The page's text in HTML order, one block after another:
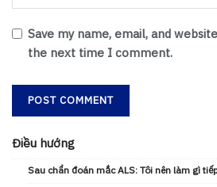
Save my name, email, and
the next time I comment.
Điều hướng
Sau chẩn đoán mắc ALS: Tôi nên làm gì